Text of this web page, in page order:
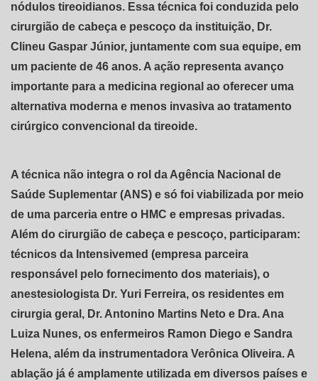
nódulos tireoidianos. Essa técnica foi conduzida pelo
cirurgião de cabeça e pescoço da instituição, Dr.
Clineu Gaspar Júnior, juntamente com sua equipe, em
um paciente de 46 anos. A ação representa avanço
importante para a medicina regional ao oferecer uma
alternativa moderna e menos invasiva ao tratamento
cirúrgico convencional da tireoide.
A técnica não integra o rol da Agência Nacional de
Saúde Suplementar (ANS) e só foi viabilizada por meio
de uma parceria entre o HMC e empresas privadas.
Além do cirurgião de cabeça e pescoço, participaram:
técnicos da Intensivemed (empresa parceira
responsável pelo fornecimento dos materiais), o
anestesiologista Dr. Yuri Ferreira, os residentes em
cirurgia geral, Dr. Antonino Martins Neto e Dra. Ana
Luiza Nunes, os enfermeiros Ramon Diego e Sandra
Helena, além da instrumentadora Verônica Oliveira. A
ablação já é amplamente utilizada em diversos países e